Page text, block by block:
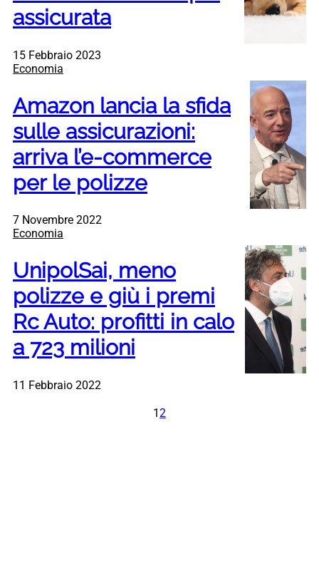
assicurata
15 Febbraio 2023
Economia
Amazon lancia la sfida
sulle assicurazioni:
arriva l’e-commerce
per le polizze
7 Novembre 2022
Economia
UnipolSai, meno
polizze e giù i premi
Rc Auto: profitti in calo
a 723 milioni
11 Febbraio 2022
1 2